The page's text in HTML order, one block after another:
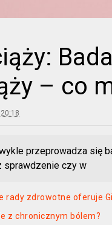
– co
przeprowadza się
sprawdzenie czy w
rady zdrowotne oferuje
z chronicznym bólem?